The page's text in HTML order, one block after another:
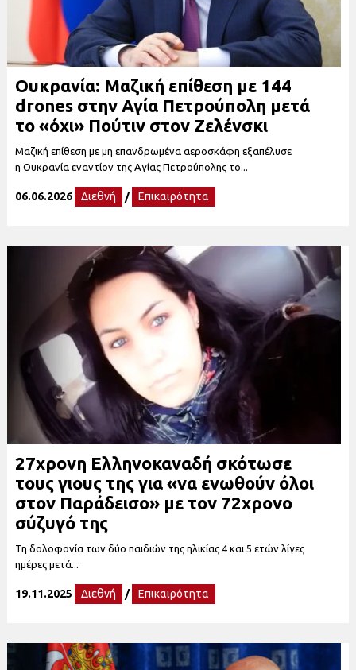
Ουκρανία: Μαζική επίθεση με 144
drones στην Αγία Πετρούπολη μετά
το «όχι» Πούτιν στον Ζελένσκι
Μαζική επίθεση με μη επανδρωμένα αεροσκάφη εξαπέλυσε
η Ουκρανία εναντίον της Αγίας Πετρούπολης το...
06.06.2026 Διεθνή / Επικαιρότητα
27χρονη Eλληνοκαναδή σκότωσε
τους γιους της για «να ενωθούν όλοι
στον Παράδεισο» με τον 72χρονο
σύζυγό της
Τη δολοφονία των δύο παιδιών της ηλικίας 4 και 5 ετών λίγες
ημέρες μετά...
19.11.2025 Διεθνή / Επικαιρότητα